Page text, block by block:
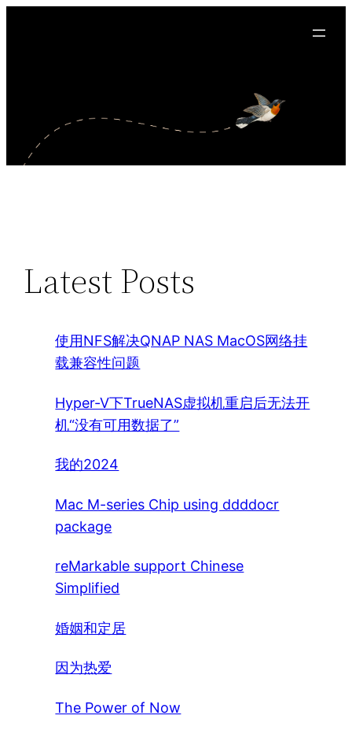
Latest Posts
使用NFS解决QNAP NAS MacOS网络挂
载兼容性问题
Hyper-V下TrueNAS虚拟机重启后无法开
机“没有可用数据了”
我的2024
Mac M-series Chip using ddddocr
package
reMarkable support Chinese
Simplified
婚姻和定居
因为热爱
The Power of Now